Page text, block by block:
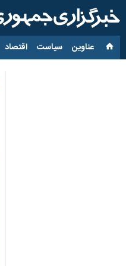
عناوین‌ سیاست اقتصاد